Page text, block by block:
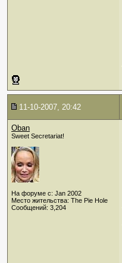
11-10-2007, 20:42
Oban
Sweet Secretariat!
На форуме с: Jan 2002
Место жительства: The Pie Hole
Сообщений: 3,204